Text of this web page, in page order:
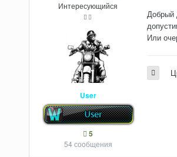
Интересующийся
User
5
54 сообщения
Добрый
Или